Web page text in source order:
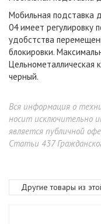
Мобильная подставка
04 имеет регулировку
удобстства
блокировки.
Цельнометаллическая
черный.
Вся информация о
носит исключительно
является публичной
Статьи 437
Другие товары из